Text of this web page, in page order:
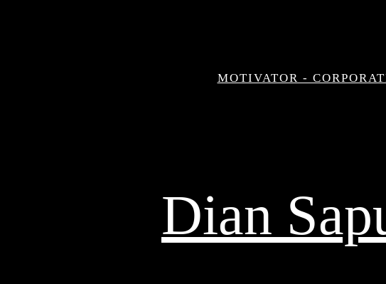
MOTIVATOR -
Dian